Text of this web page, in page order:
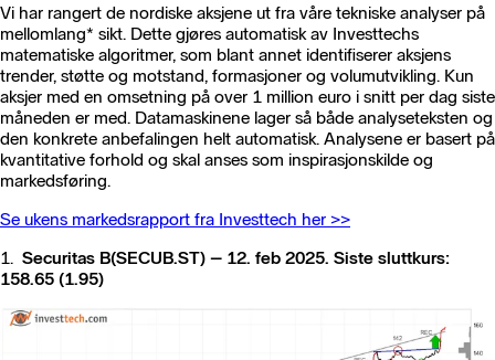
Vi har rangert de nordiske aksjene ut fra våre tekniske analyser på
mellomlang* sikt. Dette gjøres automatisk av Investtechs
matematiske algoritmer, som blant annet identifiserer aksjens
trender, støtte og motstand, formasjoner og volumutvikling. Kun
aksjer med en omsetning på over 1 million euro i snitt per dag siste
måneden er med. Datamaskinene lager så både analyseteksten og
den konkrete anbefalingen helt automatisk. Analysene er basert på
kvantitative forhold og skal anses som inspirasjonskilde og
markedsføring.
Se ukens markedsrapport fra Investtech her >>
1. Securitas B(SECUB.ST) – 12. feb 2025. Siste sluttkurs:
158.65 (1.95)